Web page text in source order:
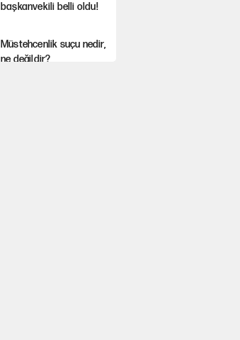
başkanvekili belli oldu!
Müstehcenlik suçu nedir,
ne değildir?